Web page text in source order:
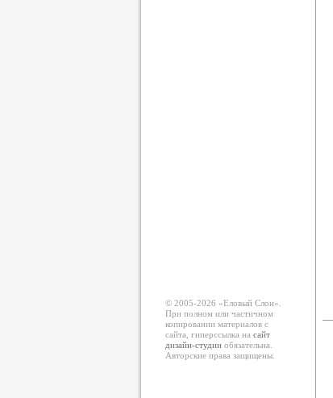
© 2005-2026 «Еловый Cлон».
При полном или частичном
копировании материалов с
сайта, гиперссылка на сайт
дизайн-студииобязательна.
Авторские права защищены.